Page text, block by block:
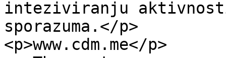
inteziviranju
sporazuma.</p>
<p>www.cdm.me</p>